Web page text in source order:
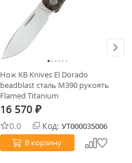
Нож KB Knives El Dorado
beadblast сталь M390 рукоять
Flamed Titanium
16 570 ₽
0.0 Код: УТ000035006
В корзину